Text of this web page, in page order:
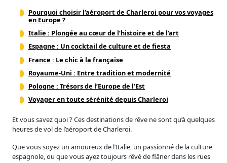
Pourquoi choisir l’aéroport de Charleroi pour vos voyages
en Europe ?
Italie : Plongée au cœur de l’histoire et de l’art
Espagne : Un cocktail de culture et de fiesta
France : Le chic à la française
Royaume-Uni : Entre tradition et modernité
Pologne : Trésors de l’Europe de l’Est
Voyager en toute sérénité depuis Charleroi
Et vous savez quoi ? Ces destinations de rêve ne sont qu’à quelques
heures de vol de l’aéroport de Charleroi.
Que vous soyez un amoureux de l’Italie, un passionné de la culture
espagnole, ou que vous ayez toujours rêvé de flâner dans les rues